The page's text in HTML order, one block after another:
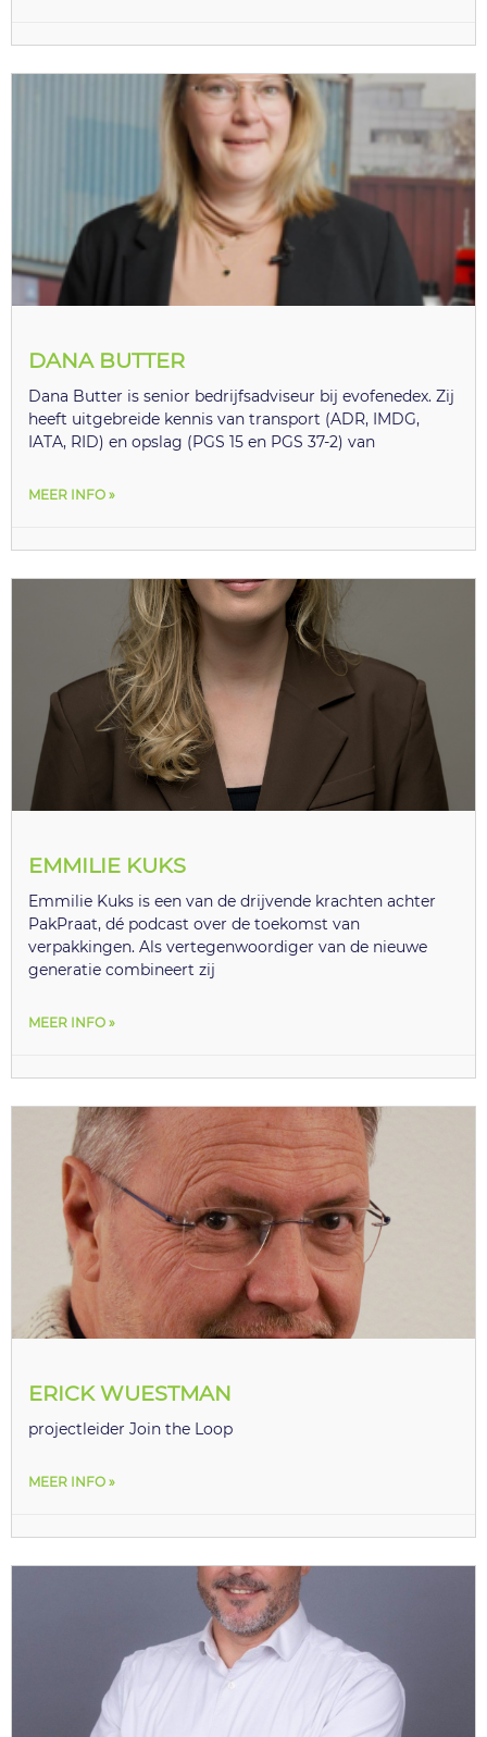
DANA BUTTER
Dana Butter is senior bedrijfsadviseur bij evofenedex. Zij
heeft uitgebreide kennis van transport (ADR, IMDG,
IATA, RID) en opslag (PGS 15 en PGS 37-2) van
MEER INFO »
EMMILIE KUKS
Emmilie Kuks is een van de drijvende krachten achter
PakPraat, dé podcast over de toekomst van
verpakkingen. Als vertegenwoordiger van de nieuwe
generatie combineert zij
MEER INFO »
ERICK WUESTMAN
projectleider Join the Loop
MEER INFO »